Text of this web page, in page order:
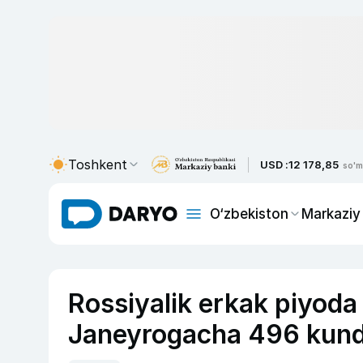
Toshkent USD :12 178,85 so'm
O‘zbekiston
Rossiyalik erkak
Janeyrogacha 496